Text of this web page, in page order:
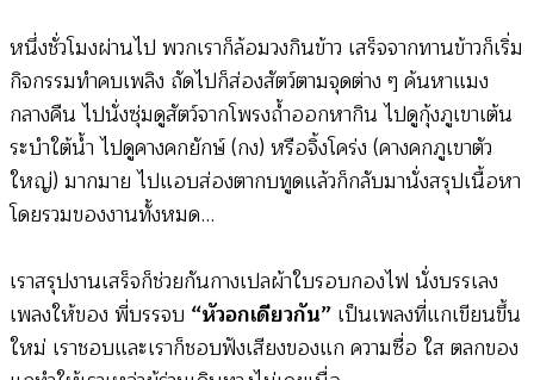
หนึ่งชั่วโมงผ่านไป พวกเราก็ล้อมวงกินข้าว เสร็จจากทานข้าวก็เริ่ม
กิจกรรมทำคบเพลิง ถัดไปก็ส่องสัตว์ตามจุดต่าง ๆ ค้นหาแมง
กลางคืน ไปนั่งซุ่มดูสัตว์จากโพรงถ้ำออกหากิน ไปดูกุ้งภูเขาเต้น
ระบำใต้น้ำ ไปดูคางคกยักษ์ (กง) หรือจิ้งโคร่ง (คางคกภูเขาตัว
ใหญ่) มากมาย ไปแอบส่องตากบทูดแล้วก็กลับมานั่งสรุปเนื้อหา
โดยรวมของงานทั้งหมด…
เราสรุปงานเสร็จก็ช่วยกันกางเปลผ้าใบรอบกองไฟ นั่งบรรเลง
เพลงให้ของ พี่บรรจบ “หัวอกเดียวกัน” เป็นเพลงที่แกเขียนขึ้น
ใหม่ เราชอบและเราก็ชอบฟังเสียงของแก ความซื่อ ใส ตลกของ